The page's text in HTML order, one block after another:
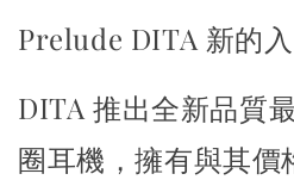
Prelude DITA 新的
DITA 推出全新品質
圈耳機，擁有與其價